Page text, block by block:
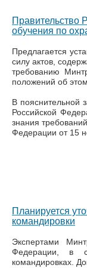
Правительство
обучения по
Предлагается
силу актов,
требованию
положений об
В пояснительной
Российской
знания
Федерации от 15
Планируется
командировки
Экспертами
Федерации, в
командировках.